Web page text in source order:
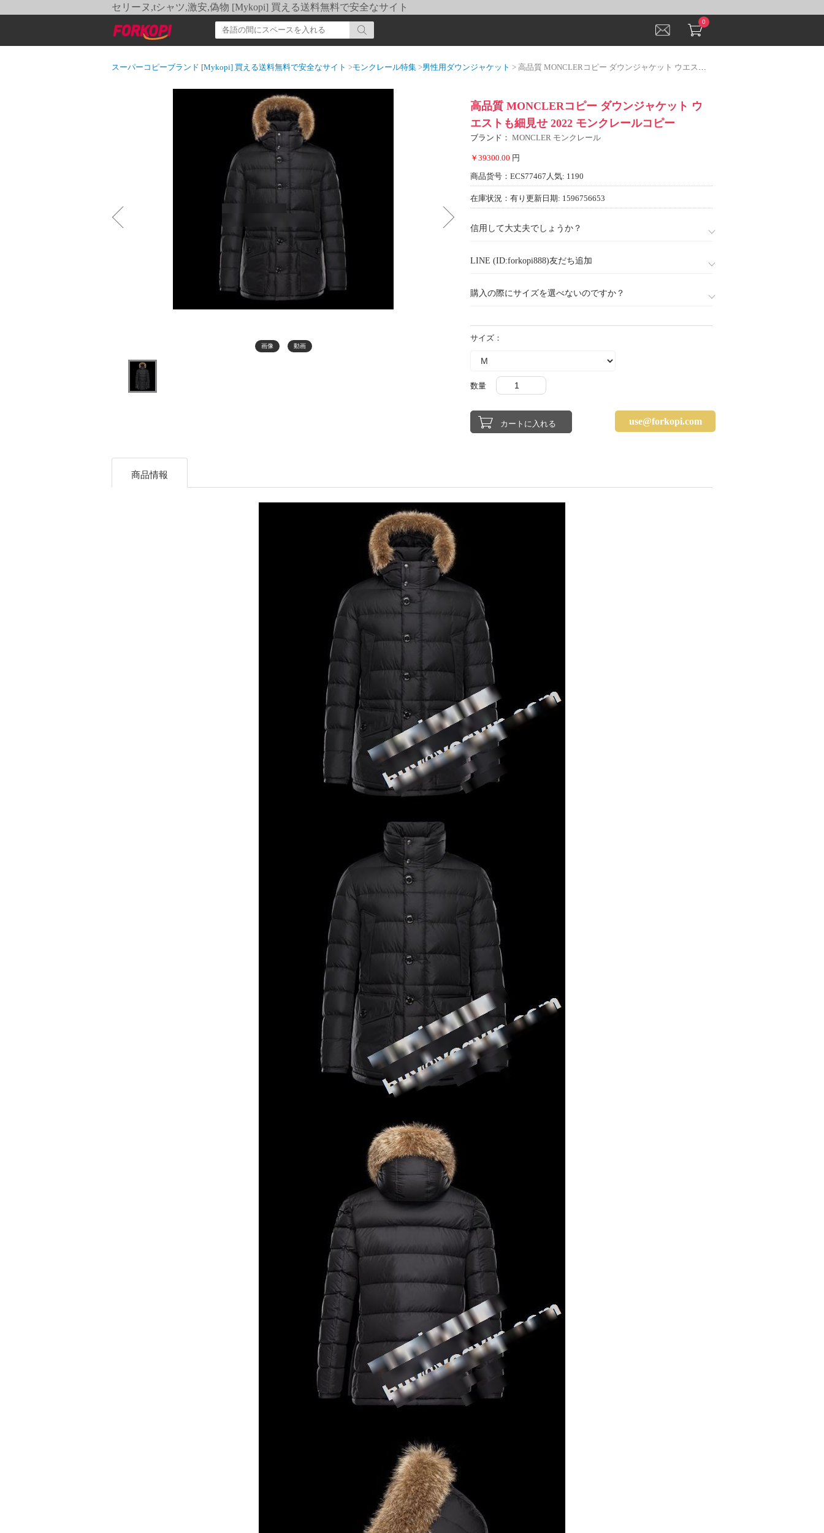
セリーヌ,tシャツ,激安,偽物 [Mykopi] 買える送料無料で安全なサイト
0
スーパーコピーブランド [Mykopi] 買える送料無料で安全なサイト >モンクレール特集 >男性用ダウンジャケット > 高品質 MONCLERコピー ダウンジャケット ウエストも細見せ 2022 モンクレールコピー
画像 動画
高品質 MONCLERコピー ダウンジャケット ウ
エストも細見せ 2022 モンクレールコピー
ブランド： MONCLER モンクレール
￥39300.00 円
商品货号：ECS77467 人気: 1190
在庫状況：有り 更新日期: 1596756653
信用して大丈夫でしょうか？
LINE (ID:forkopi888)友だち追加
購入の際にサイズを選べないのですか？
サイズ：
数量
use@forkopi.com
商品情報